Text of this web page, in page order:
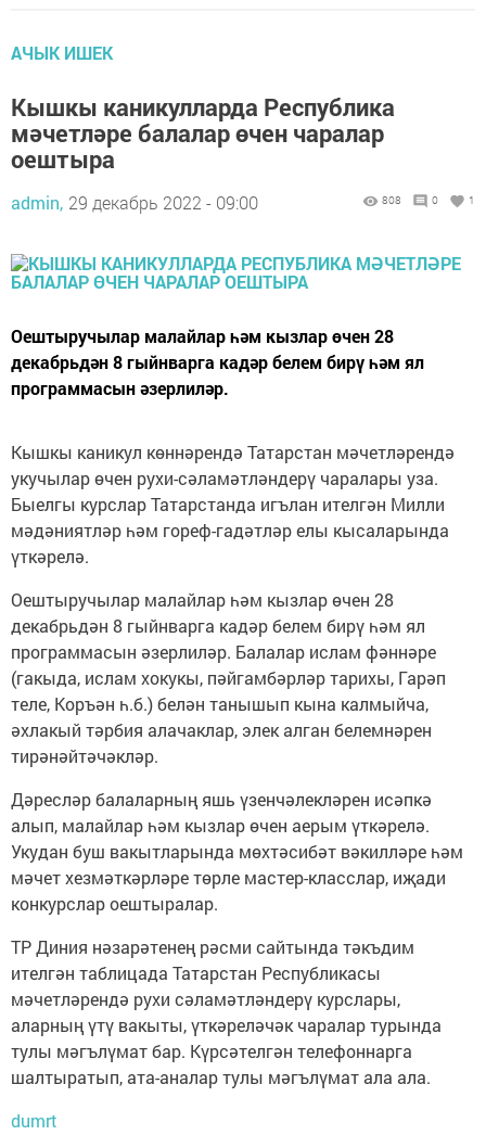
АЧЫК ИШЕК
Кышкы каникулларда Республика
мәчетләре балалар өчен чаралар
оештыра
admin, 29 декабрь 2022 - 09:00 808 0 1
Оештыручылар малайлар һәм кызлар өчен 28
декабрьдән 8 гыйнварга кадәр белем бирү һәм ял
программасын әзерлиләр.
Кышкы каникул көннәрендә Татарстан мәчетләрендә
укучылар өчен рухи-сәламәтләндерү чаралары уза.
Быелгы курслар Татарстанда игълан ителгән Милли
мәдәниятләр һәм гореф-гадәтләр елы кысаларында
үткәрелә.
Оештыручылар малайлар һәм кызлар өчен 28
декабрьдән 8 гыйнварга кадәр белем бирү һәм ял
программасын әзерлиләр. Балалар ислам фәннәре
(гакыда, ислам хокукы, пәйгамбәрләр тарихы, Гарәп
теле, Коръән һ.б.) белән танышып кына калмыйча,
әхлакый тәрбия алачаклар, элек алган белемнәрен
тирәнәйтәчәкләр.
Дәресләр балаларның яшь үзенчәлекләрен исәпкә
алып, малайлар һәм кызлар өчен аерым үткәрелә.
Укудан буш вакытларында мөхтәсибәт вәкилләре һәм
мәчет хезмәткәрләре төрле мастер-класслар, иҗади
конкурслар оештыралар.
ТР Диния нәзарәтенең рәсми сайтында тәкъдим
ителгән таблицада Татарстан Республикасы
мәчетләрендә рухи сәламәтләндерү курслары,
аларның үтү вакыты, үткәреләчәк чаралар турында
тулы мәгълүмат бар. Күрсәтелгән телефоннарга
шалтыратып, ата-аналар тулы мәгълүмат ала ала.
dumrt